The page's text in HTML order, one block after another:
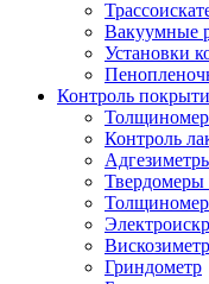
Вакуумные
Установки
Контроль
Контроль
Вискозиметр
Гриндометр